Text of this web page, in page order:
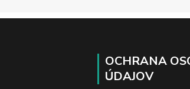
OCHRANA
ÚDAJOV